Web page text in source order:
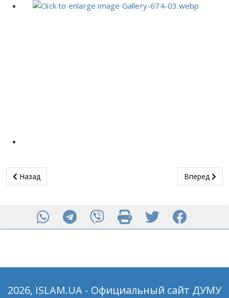
Предыдущий: Верующие Полтавы и гости Исламского
Назад Следующий:
Вперед
2026, ISLAM.UA - Официальный сайт ДУМУ